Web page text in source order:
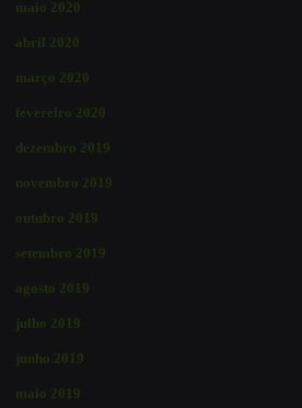
maio 2020
abril 2020
março 2020
fevereiro 2020
dezembro 2019
novembro 2019
outubro 2019
setembro 2019
agosto 2019
julho 2019
junho 2019
maio 2019